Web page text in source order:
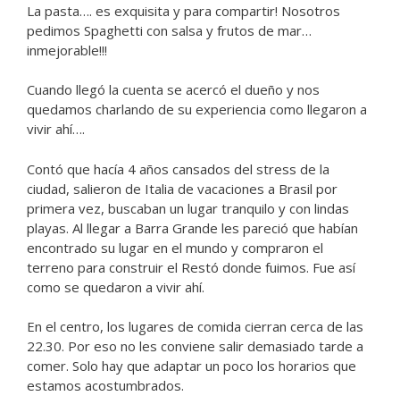
La pasta…. es exquisita y para compartir! Nosotros
pedimos Spaghetti con salsa y frutos de mar…
inmejorable!!!
Cuando llegó la cuenta se acercó el dueño y nos
quedamos charlando de su experiencia como llegaron a
vivir ahí….
Contó que hacía 4 años cansados del stress de la
ciudad, salieron de Italia de vacaciones a Brasil por
primera vez, buscaban un lugar tranquilo y con lindas
playas. Al llegar a Barra Grande les pareció que habían
encontrado su lugar en el mundo y compraron el
terreno para construir el Restó donde fuimos. Fue así
como se quedaron a vivir ahí.
En el centro, los lugares de comida cierran cerca de las
22.30. Por eso no les conviene salir demasiado tarde a
comer. Solo hay que adaptar un poco los horarios que
estamos acostumbrados.